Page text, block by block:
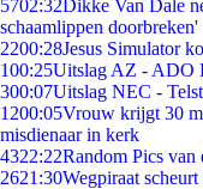
5702:32Dikke Van Dale
schaamlippen doorbreken'
2200:28Jesus Simulator
100:25Uitslag AZ - ADO
300:07Uitslag NEC -
1200:05Vrouw krijgt 30
misdienaar in kerk
4322:22Random Pics van
2621:30Wegpiraat